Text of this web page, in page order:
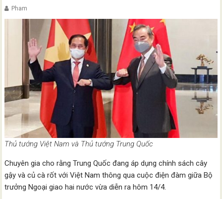
Pham
Thủ tướng Việt Nam và Thủ tướng Trung Quốc
Chuyên gia cho rằng Trung Quốc đang áp dụng chính sách cây
gậy và củ cà rốt với Việt Nam thông qua cuộc điện đàm giữa Bộ
trưởng Ngoại giao hai nước vừa diễn ra hôm 14/4.